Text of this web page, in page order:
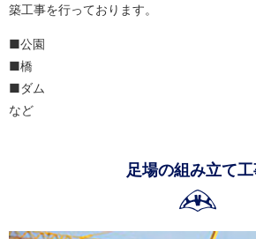
築工事を行っております。
■公園
■橋
■ダム
など
足場の組み立て